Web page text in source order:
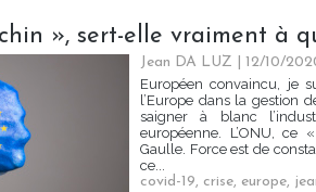
», sert-elle vraiment à
Jean DA LUZ | 12/10/
Européen convaincu, je
l’Europe dans la gestion
saigner à blanc
européenne. L’ONU,
Gaulle. Force est de
ce...
covid-19, crise, europe,